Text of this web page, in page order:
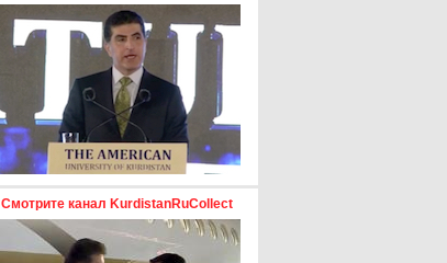
Смотрите канал KurdistanRuCollect